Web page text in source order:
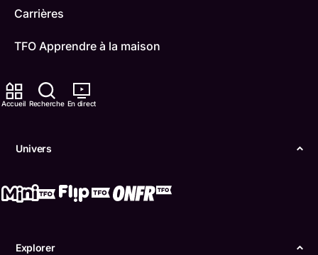
Accueil Recherche En direct
Univers
Explorer
Carrières
TFO Apprendre à la maison
Comment nous capter
ONFR
Conditions d'utilisation